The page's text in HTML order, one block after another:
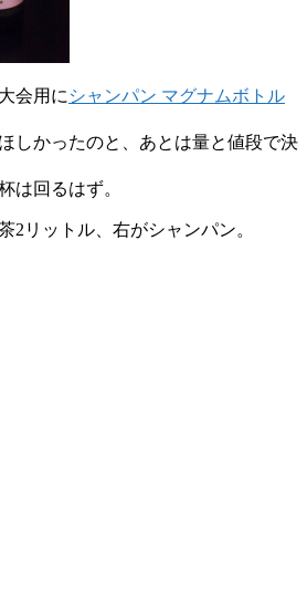
会用に シャンパン マグナムボトル
しかったのと、あとは量と値段で決
は回るはず。
2リットル、右がシャンパン。